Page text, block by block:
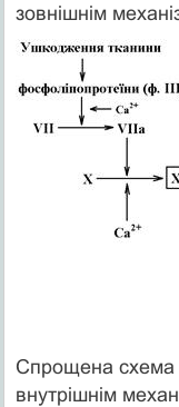
зовнішнім
Спрощена схема
внутрішнім